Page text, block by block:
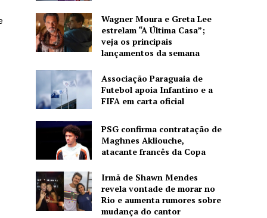
Wagner Moura e Greta Lee
estrelam “A Última Casa”;
veja os principais
lançamentos da semana
Associação Paraguaia de
Futebol apoia Infantino e a
FIFA em carta oficial
PSG confirma contratação de
Maghnes Akliouche,
atacante francês da Copa
Irmã de Shawn Mendes
revela vontade de morar no
Rio e aumenta rumores sobre
mudança do cantor